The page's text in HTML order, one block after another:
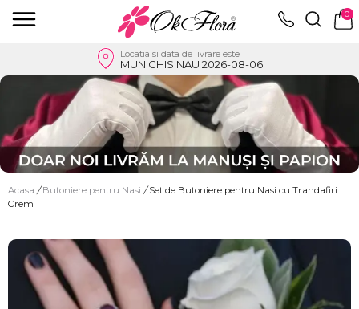
0
Locatia si data de livrare este
MUN.CHISINAU 2026-08-06
Acasa / Butoniere pentru Nasi / Set de Butoniere pentru Nasi cu Trandafiri
Crem